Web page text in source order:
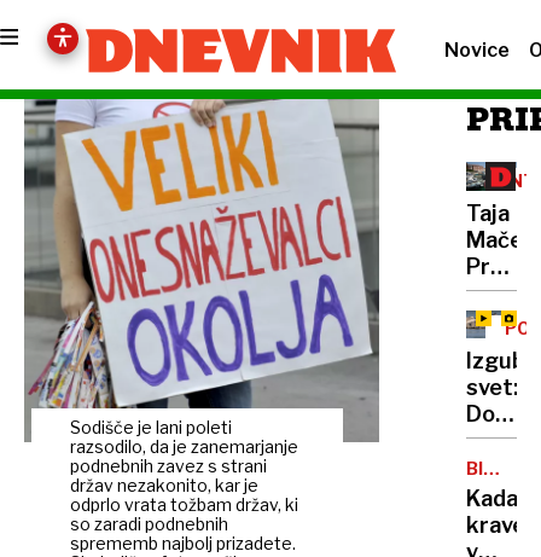
Novice
Sodišče je lani poleti
razsodilo, da je zanemarjanje
podnebnih zavez s strani
držav nezakonito, kar je
odprlo vrata tožbam držav, ki
so zaradi podnebnih
sprememb najbolj prizadete.
Taja
Maček:
Pravi
luksuz
niso
hoteli,
ampak
pristna
svet:
njeno
dno
pa
NA
MORU
krave
v